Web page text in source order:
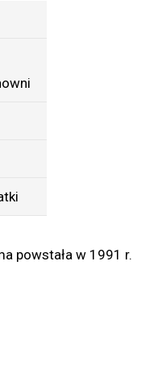
powstała w 1991 r.